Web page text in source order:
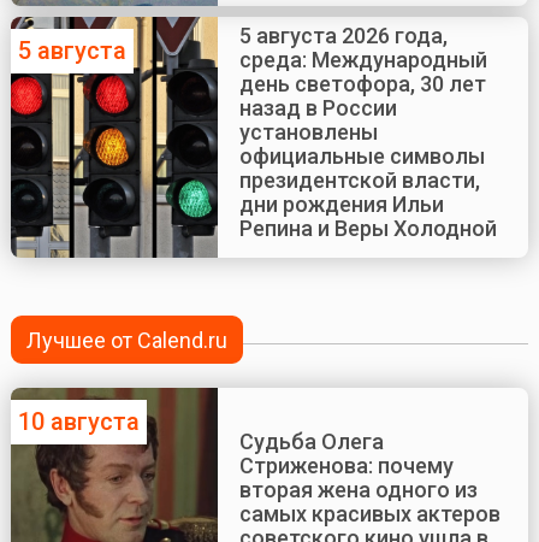
5 августа
5 августа 2026 года,
среда: Международный
день светофора, 30 лет
назад в России
установлены
официальные символы
президентской власти,
дни рождения Ильи
Репина и Веры Холодной
Лучшее от Calend.ru
10 августа
Судьба Олега
Стриженова: почему
вторая жена одного из
самых красивых актеров